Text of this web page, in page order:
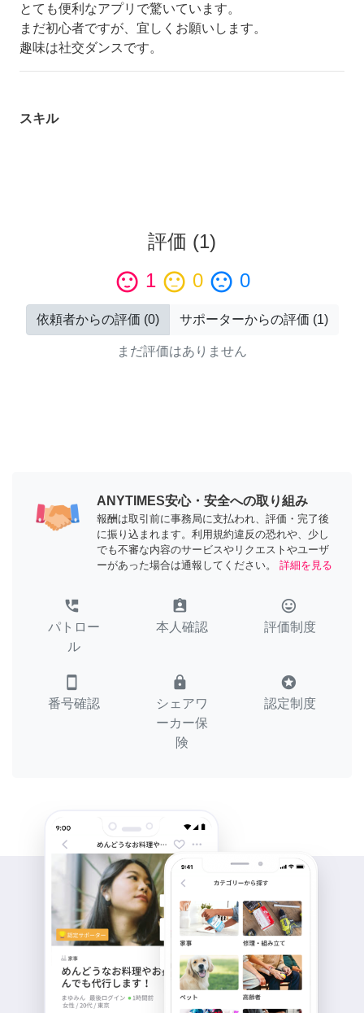
とても便利なアプリで驚いています。
まだ初心者ですが、宜しくお願いします。
趣味は社交ダンスです。
スキル
評価 (1)
sentiment_satisfied 1 sentiment_neutral 0 sentiment_dissatisfied 0
依頼者からの評価 (0) サポーターからの評価 (1)
まだ評価はありません
ANYTIMES安心・安全への取り組み
報酬は取引前に事務局に支払われ、評価・完了後
に振り込まれます。利用規約違反の恐れや、少し
でも不審な内容のサービスやリクエストやユーザ
ーがあった場合は通報してください。
詳細を見る
perm_phone_msg
パトロー
ル
assignment_ind
本人確認
tag_faces
評価制度
smartphone
番号確認
lock
シェアワ
ーカー保
険
stars
認定制度